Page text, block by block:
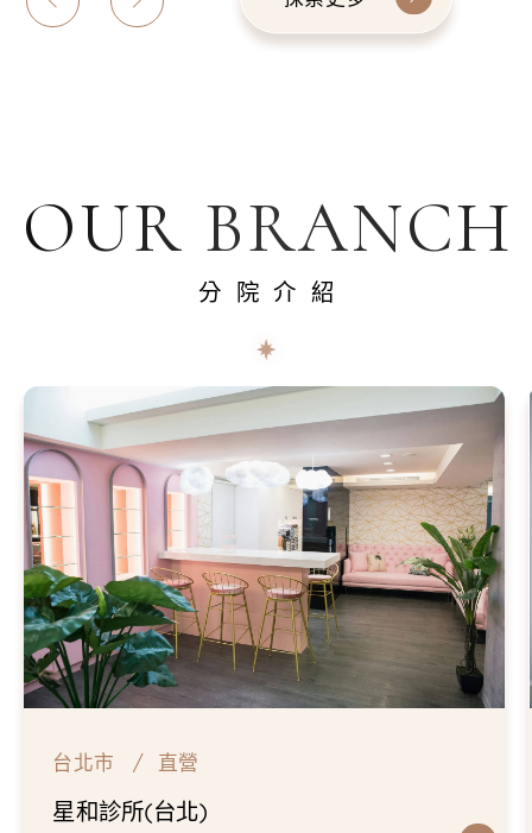
OUR BRANCH
分院介紹
台北市 直營
星和診所(台北)